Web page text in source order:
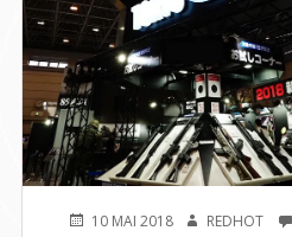
PUBLIÉ10 MAI 2018 AUTEUR
REDHOT